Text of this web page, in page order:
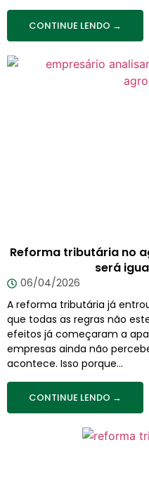
CONTINUE LENDO →
Reforma tributária no
será
06/04/2026
A reforma tributária já
que todas as regras não
efeitos já começaram a
empresas ainda não
acontece. Isso porque...
CONTINUE LENDO →